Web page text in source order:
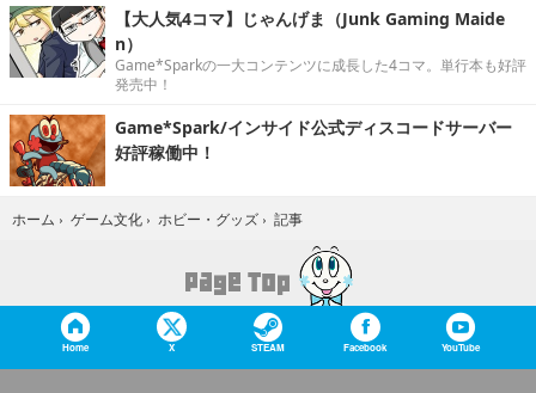
【大人気4コマ】じゃんげま（Junk Gaming Maide
n）
Game*Sparkの一大コンテンツに成長した4コマ。単行本も好評
発売中！
Game*Spark/インサイド公式ディスコードサーバー
好評稼働中！
ホーム › ゲーム文化 › ホビー・グッズ › 記事
Home X STEAM Facebook YouTube